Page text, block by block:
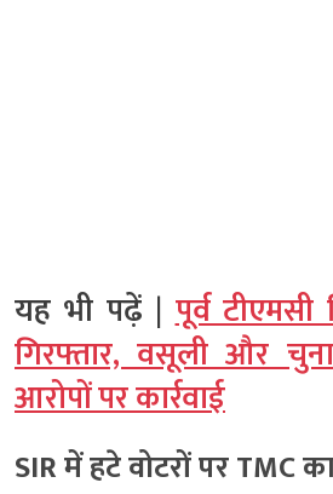
यह भी पढ़ें |पूर्व
गिरफ्तार, वसूली और
आरोपों पर कार्रवाई
SIR में हटे वोटरों पर TMC